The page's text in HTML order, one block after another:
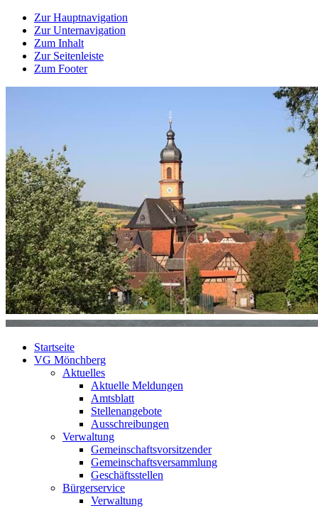
Zur Hauptnavigation
Zur Unternavigation
Zum Inhalt
Zur Seitenleiste
Zum Footer
Startseite
VG Mönchberg
Aktuelles
Aktuelle Meldungen
Amtsblatt
Stellenangebote
Ausschreibungen
Verwaltung
Gemeinschaftsvorsitzender
Gemeinschaftsversammlung
Geschäftsstellen
Bürgerservice
Verwaltung